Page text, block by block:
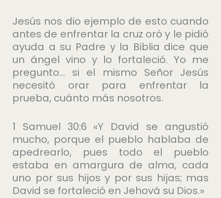
Jesús nos dio ejemplo de esto cuando
antes de enfrentar la cruz oró y le pidió
ayuda a su Padre y la Biblia dice que
un ángel vino y lo fortaleció. Yo me
pregunto… si el mismo Señor Jesús
necesitó orar para enfrentar la
prueba, cuánto más nosotros.
1 Samuel 30:6 «Y David se angustió
mucho, porque el pueblo hablaba de
apedrearlo, pues todo el pueblo
estaba en amargura de alma, cada
uno por sus hijos y por sus hijas; mas
David se fortaleció en Jehová su Dios.»